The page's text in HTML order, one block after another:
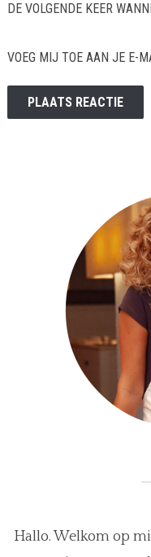
DE VOLGENDE KEER
VOEG MIJ TOE AAN JE E-
Hallo. Welkom op